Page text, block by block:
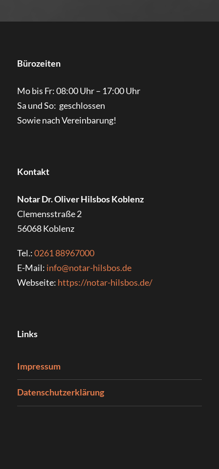
Bürozeiten
Mo bis Fr: 08:00 Uhr – 17:00 Uhr
Sa und So: geschlossen
Sowie nach Vereinbarung!
Kontakt
Notar Dr. Oliver Hilsbos Koblenz
Clemensstraße 2
56068Koblenz
Tel.:0261 88967000
E-Mail: info@notar-hilsbos.de
Webseite: https://notar-hilsbos.de/
Links
Impressum
Datenschutzerklärung